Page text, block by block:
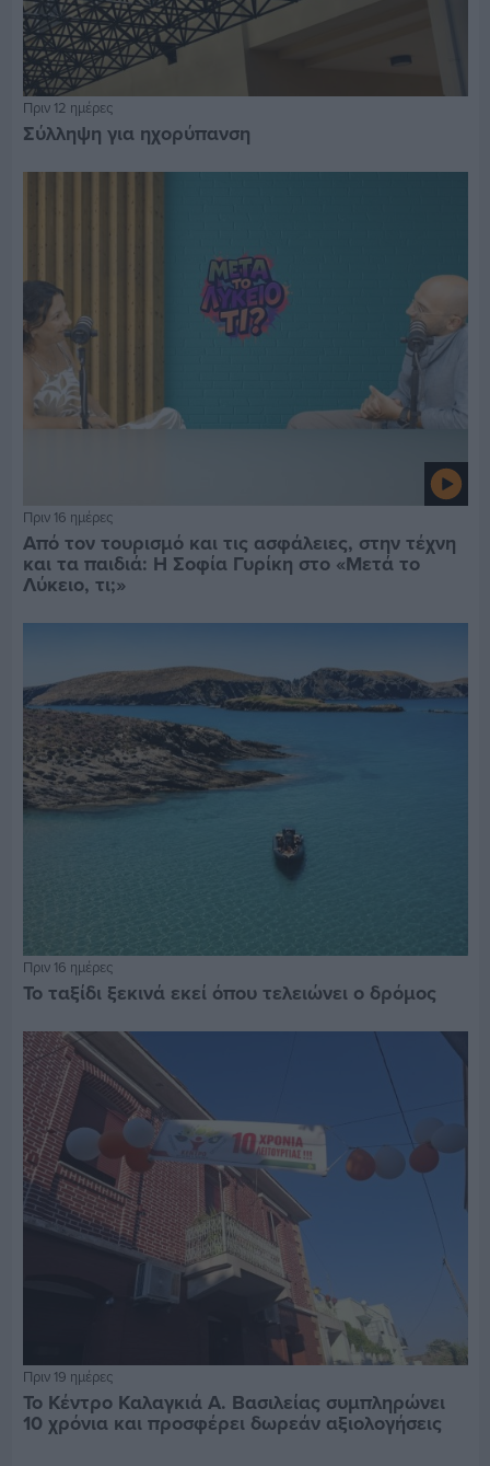
Πριν 12 ημέρες
Σύλληψη για ηχορύπανση
Πριν 16 ημέρες
Από τον τουρισμό και τις ασφάλειες, στην τέχνη
και τα παιδιά: Η Σοφία Γυρίκη στο «Μετά το
Λύκειο, τι;»
Πριν 16 ημέρες
Το ταξίδι ξεκινά εκεί όπου τελειώνει ο δρόμος
Πριν 19 ημέρες
Το Κέντρο Καλαγκιά Α. Βασιλείας συμπληρώνει
10 χρόνια και προσφέρει δωρεάν αξιολογήσεις